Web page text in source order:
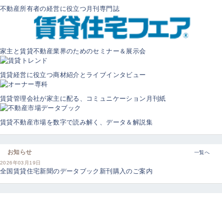
不動産所有者の経営に役立つ月刊専門誌
家主と賃貸不動産業界のためのセミナー＆展示会
賃貸経営に役立つ商材紹介とライブインタビュー
賃貸管理会社が家主に配る、コミュニケーション月刊紙
賃貸不動産市場を数字で読み解く、データ＆解説集
お知らせ
一覧へ
2026年03月19日
全国賃貸住宅新聞のデータブック新刊購入のご案内